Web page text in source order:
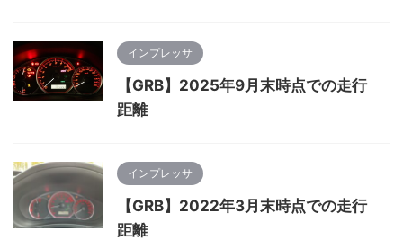
インプレッサ
【GRB】2025年9月末時点での走行
距離
インプレッサ
【GRB】2022年3月末時点での走行
距離